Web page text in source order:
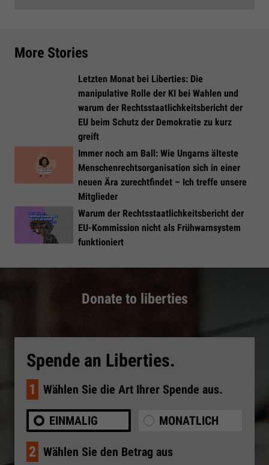
More Stories
Letzten Monat bei Liberties: Die
manipulative Rolle der KI bei Wahlen und
warum der Rechtsstaatlichkeitsbericht der
EU beim Schutz der Demokratie zu kurz
greift
Immer noch am Ball: Wie Ungarns älteste
Menschenrechtsorganisation sich in einer
neuen Ära zurechtfindet – Ich treffe unsere
Mitglieder
Warum der Rechtsstaatlichkeitsbericht der
EU-Kommission nicht als Frühwarnsystem
funktioniert
Donate to liberties
Spende an Liberties.
1 Wählen Sie die Art Ihrer Spende aus.
EINMALIG MONATLICH
2 Wählen Sie den Betrag aus